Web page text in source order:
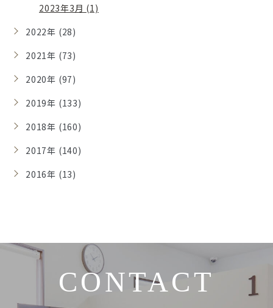
2023年3月 (1)
2022年 (28)
2021年 (73)
2020年 (97)
2019年 (133)
2018年 (160)
2017年 (140)
2016年 (13)
CONTACT